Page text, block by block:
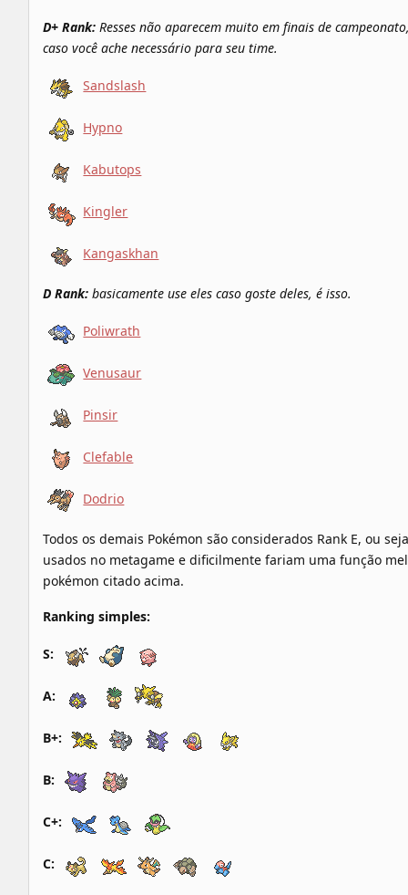
D+ Rank:Resses não aparecem muito em finais de
caso você ache necessário para seu time.
Sandslash
Hypno
Kabutops
Kingler
Kangaskhan
D Rank:basicamente use eles caso goste deles, é isso.
Poliwrath
Venusaur
Pinsir
Clefable
Dodrio
Todos os demais Pokémon são considerados Rank E, ou
usados no metagame e dificilmente fariam uma função
pokémon citado acima.
Ranking simples:
S:
A:
B+:
B:
C+:
C: